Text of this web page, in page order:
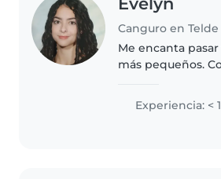
Canguro en Telde
Me encanta
más pequeños.
estoy llena de
de ayudar. Me
Experiencia: <